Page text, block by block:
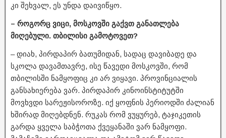
კი შეხვალ, ეს უნდა დაივიწყო.
– როგორც ვიცი, მოსკოვში გაქვთ განათლება
მიღებული. თბილისი გამოტოვეთ?
– დიახ, პირდაპირ ბათუმიდან, სადაც დავიბადე და
სკოლა დავამთავრე, ისე წავედი მოსკოვში, რომ
თბილისში ნამყოფიც კი არ ვიყავი. პროვინციალის
განსახიერება ვარ. პირდაპირ კინოინსტიტუტში
მოვხვდი სარეჟისოროზე. იქ ყოფნის პერიოდში ძალიან
ხშირად მიღებდნენ. რუკას რომ ვუყურებ, ტაჯიკეთის
გარდა ყველა საბჭოთა ქვეყანაში ვარ ნამყოფი.